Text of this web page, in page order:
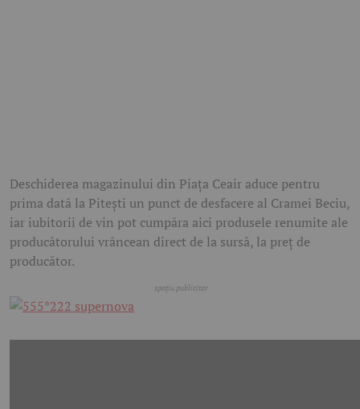
Deschiderea magazinului din Piața Ceair aduce pentru
prima dată la Pitești un punct de desfacere al Cramei Beciu,
iar iubitorii de vin pot cumpăra aici produsele renumite ale
producătorului vrâncean direct de la sursă, la preț de
producător.